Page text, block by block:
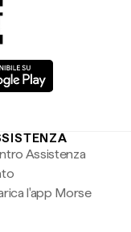
Assistenza
l'app Morse